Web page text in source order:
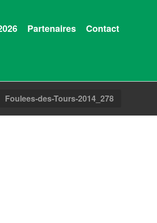
Partenaires Contact
Foulees-des-Tours-2014_278